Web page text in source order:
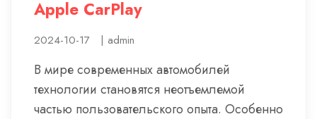
Apple CarPlay
2024-10-17 | admin
В мире современных автомобилей
технологии становятся неотъемлемой
частью пользовательского опыта. Особенно